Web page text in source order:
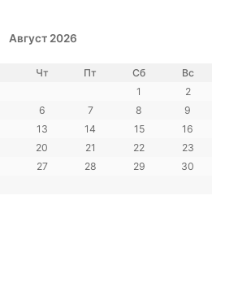
Август 2026
Чт Пт Сб
Вс
1
2
6 7 8
9
13 14 15
16
20 21 22
23
27 28 29
30